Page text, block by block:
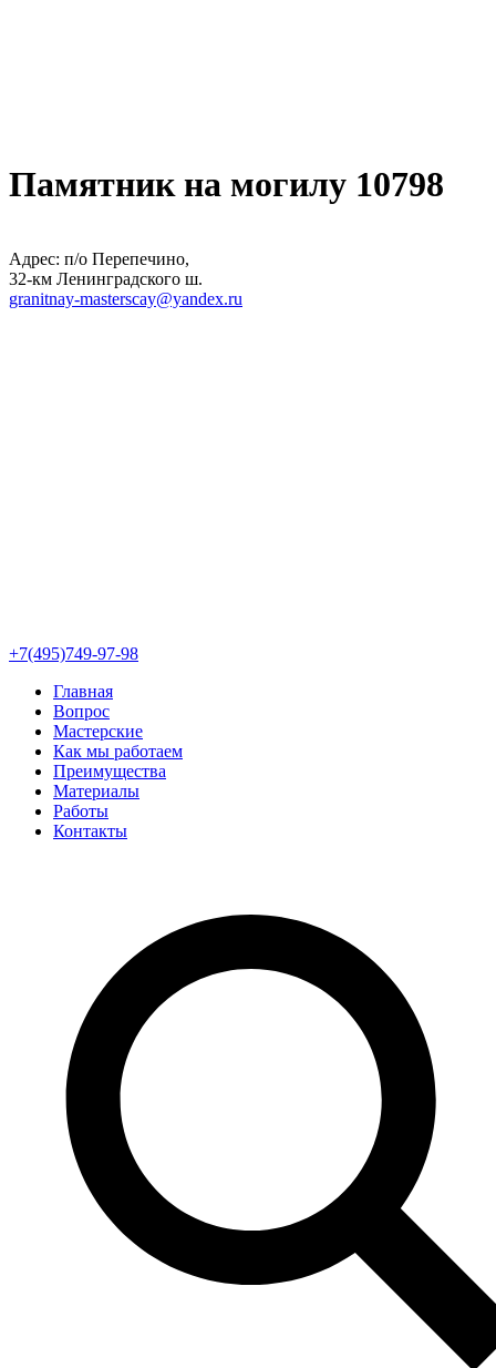
Памятник на могилу 10798
Адрес: п/о Перепечино,
32-км Ленинградского ш.
granitnay-masterscay@yandex.ru
+7(495)749-97-98
Главная
Вопрос
Мастерские
Как мы работаем
Преимущества
Материалы
Работы
Контакты